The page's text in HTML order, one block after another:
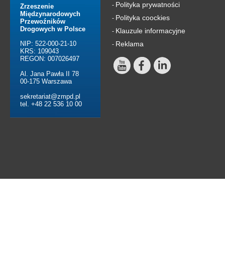
Zrzeszenie
Międzynarodowych
Przewoźników
Drogowych w Polsce
NIP: 522-000-21-10
KRS: 109043
REGON: 007026497
Al. Jana Pawła II 78
00-175 Warszawa
sekretariat@zmpd.pl
tel. +48 22 536 10 00
- Polityka prywatności
- Polityka coockies
- Klauzule informacyjne
- Reklama